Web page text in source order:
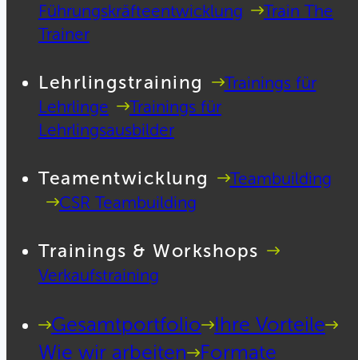
Führungskräfteentwicklung
Train The
Trainer
Lehrlingstraining
Trainings für
Lehrlinge
Trainings für
Lehrlingsausbilder
Teamentwicklung
Teambuilding
CSR Teambuilding
Trainings & Workshops
Verkaufstraining
Gesamtportfolio
Ihre Vorteile
Wie wir arbeiten
Formate